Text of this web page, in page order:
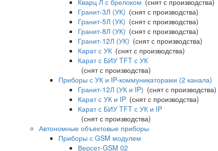
Кварц Л с брелоком (снят с производства)
Гранит-3Л (УК) (снят с производства)
Гранит-5Л (УК) (снят с производства)
Гранит-8Л (УК) (снят с производства)
Гранит-12Л (УК) (снят с производства)
Карат с УК (снят с производства)
Карат с БИУ TFT с УК
(снят с производства)
Приборы с УК и IP-коммуникаторами (2 канала)
Гранит-12Л (УК и IP) (снят с производства)
Карат с УК и IP (снят с производства)
Карат с БИУ TFT с УК и IP
(снят с производства)
Автономные объектовые приборы
Приборы с GSM модулем
Версет-GSM 02